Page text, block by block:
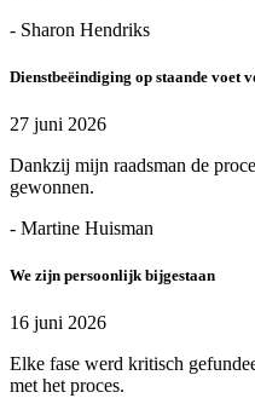
- Sharon Hendriks
Dienstbeëindiging op staande voet
27 juni 2026
Dankzij mijn raadsman de
gewonnen.
- Martine Huisman
We zijn persoonlijk bijgestaan
16 juni 2026
Elke fase werd kritisch
met het proces.